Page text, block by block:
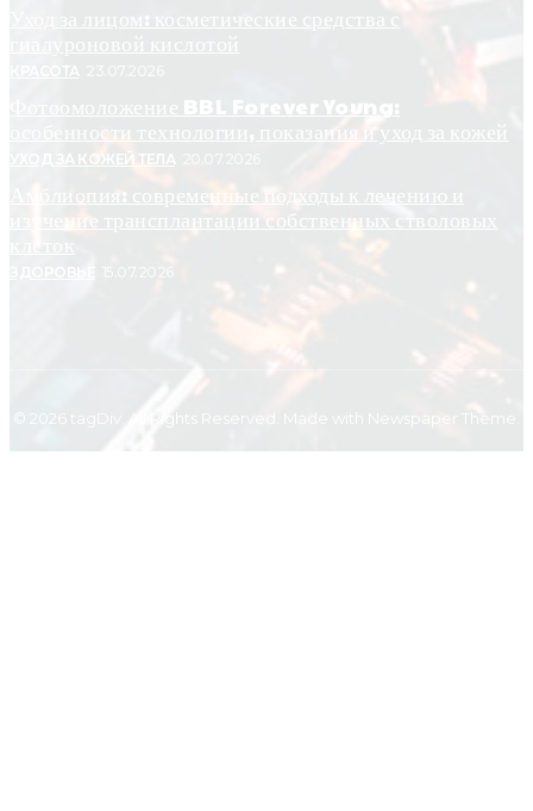
Уход за лицом: косметические средства с
гиалуроновой кислотой
КРАСОТА
Фотоомоложение BBL Forever Young:
особенности технологии, показания и уход за кожей
УХОД ЗА КОЖЕЙ ТЕЛА
Амблиопия: современные подходы к лечению и
изучение трансплантации собственных стволовых
клеток
ЗДОРОВЬЕ
© 2026 tagDiv. All Rights Reserved. Made with Newspaper Theme.